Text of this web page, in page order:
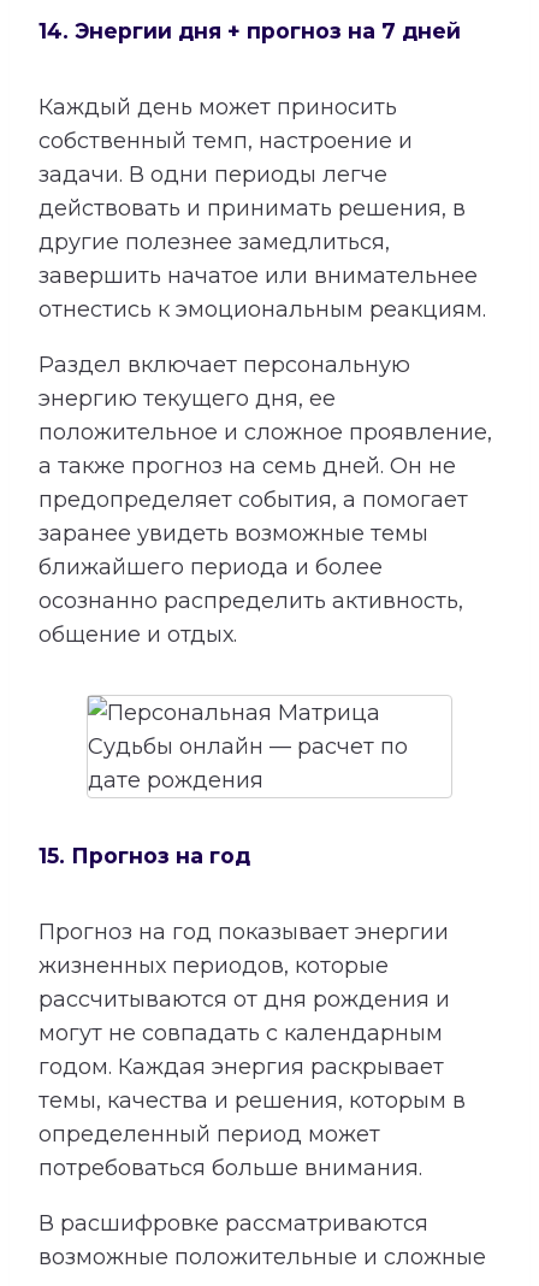
14. Энергии дня + прогноз на 7 дней
Каждый день может приносить
собственный темп, настроение и
задачи. В одни периоды легче
действовать и принимать решения, в
другие полезнее замедлиться,
завершить начатое или внимательнее
отнестись к эмоциональным реакциям.
Раздел включает персональную
энергию текущего дня, ее
положительное и сложное проявление,
а также прогноз на семь дней. Он не
предопределяет события, а помогает
заранее увидеть возможные темы
ближайшего периода и более
осознанно распределить активность,
общение и отдых.
15. Прогноз на год
Прогноз на год показывает энергии
жизненных периодов, которые
рассчитываются от дня рождения и
могут не совпадать с календарным
годом. Каждая энергия раскрывает
темы, качества и решения, которым в
определенный период может
потребоваться больше внимания.
В расшифровке рассматриваются
возможные положительные и сложные